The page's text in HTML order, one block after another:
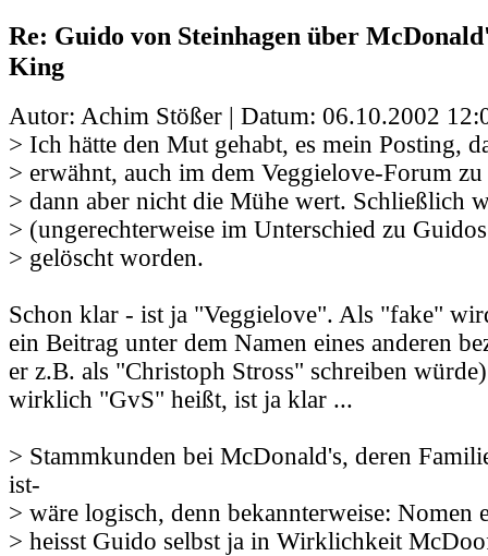
Re: Guido von Steinhagen über
King
Autor: Achim Stößer | Datum: 06.10.2002
> Ich hätte den Mut gehabt, es mein Posting,
> erwähnt, auch im dem Veggielove-Forum
> dann aber nicht die Mühe wert. Schließlich
> (ungerechterweise im Unterschied zu
> gelöscht worden.
Schon klar - ist ja "Veggielove". Als "fake"
ein Beitrag unter dem Namen eines anderen
er z.B. als "Christoph Stross" schreiben
wirklich "GvS" heißt, ist ja klar ...
> Stammkunden bei McDonald's, deren
ist-
> wäre logisch, denn bekannterweise: Nomen
> heisst Guido selbst ja in Wirklichkeit